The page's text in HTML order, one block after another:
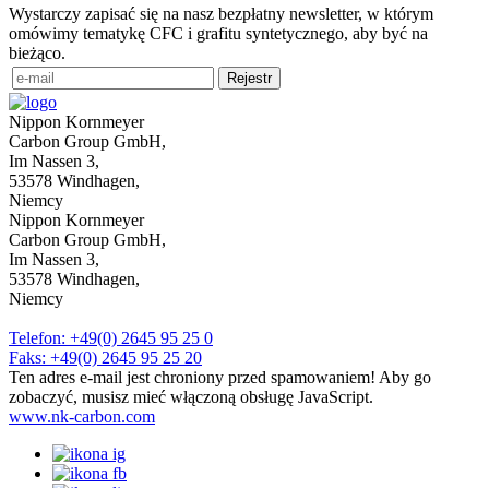
Wystarczy zapisać się na nasz bezpłatny newsletter, w którym
omówimy tematykę CFC i grafitu syntetycznego, aby być na
bieżąco.
Rejestr
Nippon Kornmeyer
Carbon Group GmbH,
Im Nassen 3,
53578 Windhagen,
Niemcy
Nippon Kornmeyer
Carbon Group GmbH,
Im Nassen 3,
53578 Windhagen,
Niemcy
Telefon: +49(0) 2645 95 25 0
Faks: +49(0) 2645 95 25 20
Ten adres e-mail jest chroniony przed spamowaniem! Aby go
zobaczyć, musisz mieć włączoną obsługę JavaScript.
www.nk-carbon.com